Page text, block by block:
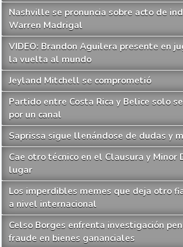
Nashville se pronuncia sobre acto de
Warren Madrigal
VIDEO: Brandon Aguilera presente en
la vuelta al mundo
Jeyland Mitchell se comprometió
Partido entre Costa Rica y Belice solo
por un canal
Saprissa sigue llenándose de dudas y
Cae otro técnico en el Clausura y Minor
lugar
Los imperdibles memes que deja otro
a nivel internacional
Celso Borges enfrenta investigación
fraude en bienes gananciales